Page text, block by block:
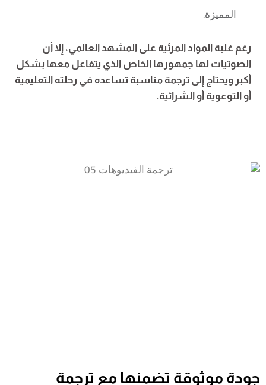
المميزة.
رغم غلبة المواد المرئية على المشهد العالمي، إلا أن
الصوتيات لها جمهورها الخاص الذي يتفاعل معها بشكل
أكبر ويحتاج إلى ترجمة مناسبة تساعده في رحلته التعليمية
أو التوعوية أو الشرائية.
جودة موثوقة تضمنها مع ترجمة